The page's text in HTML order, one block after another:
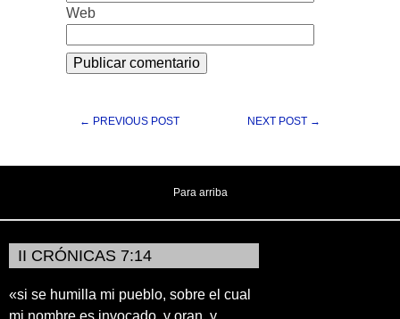
Web
← PREVIOUS POST NEXT POST →
Para arriba
II CRÓNICAS 7:14
«si se humilla mi pueblo, sobre el cual